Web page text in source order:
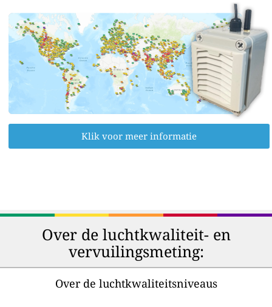
Klik voor meer informatie
Over de luchtkwaliteit- en
vervuilingsmeting:
Over de luchtkwaliteitsniveaus